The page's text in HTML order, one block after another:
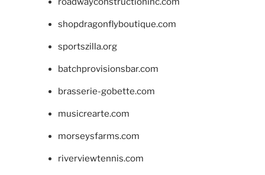
shopdragonflyboutique.com
sportszilla.org
batchprovisionsbar.com
brasserie-gobette.com
musicrearte.com
morseysfarms.com
riverviewtennis.com